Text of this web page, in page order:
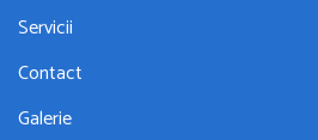
Servicii
Contact
Galerie